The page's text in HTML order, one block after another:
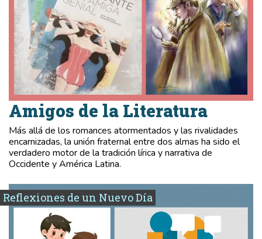
Amigos de la Literatura
Más allá de los romances atormentados y las rivalidades
encarnizadas, la unión fraternal entre dos almas ha sido el
verdadero motor de la tradición lírica y narrativa de
Occidente y América Latina.
Reflexiones de un Nuevo Día